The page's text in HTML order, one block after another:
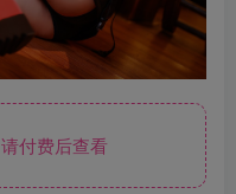
付费后查看